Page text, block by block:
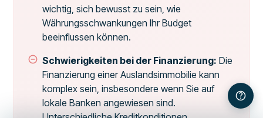
wichtig, sich bewusst zu sein, wie
Währungsschwankungen Ihr Budget
beeinflussen können.
Schwierigkeiten bei der Finanzierung: Die
Finanzierung einer Auslandsimmobilie kann
komplex sein, insbesondere wenn Sie auf
lokale Banken angewiesen sind.